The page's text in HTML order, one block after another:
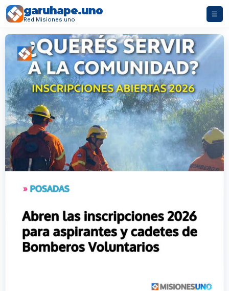
garuhape.uno
Red Misiones.uno
☰